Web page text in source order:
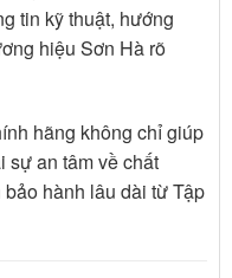
tin kỹ thuật, hướng
hiệu Sơn Hà rõ
hãng không chỉ giúp
sự an tâm về chất
hành lâu dài từTập